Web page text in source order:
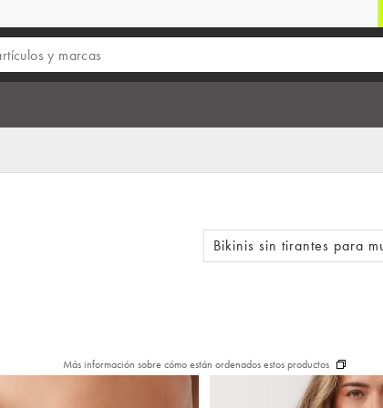
Bikinis sin tirantes para
Más información sobre cómo están ordenados estos productos